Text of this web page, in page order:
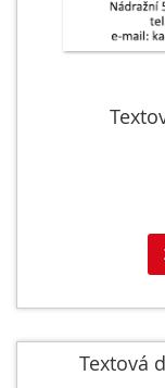
Textová